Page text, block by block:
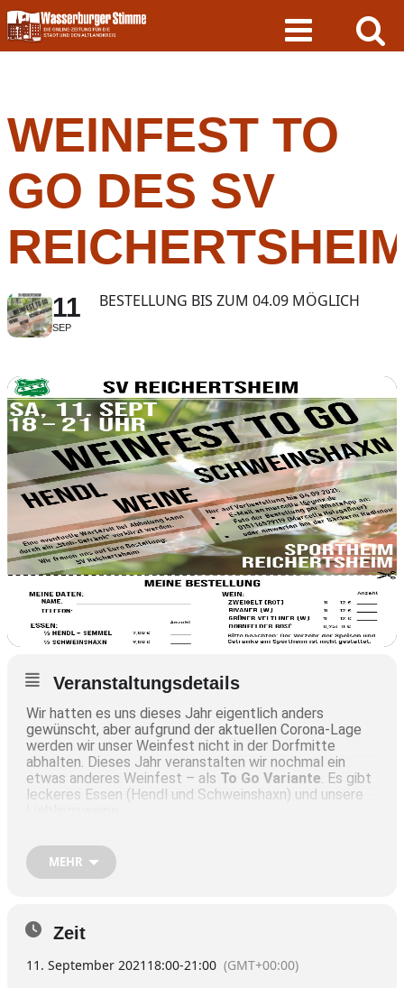
Skip
to
content
WEINFEST TO
GO DES SV
11
SEP
BESTELLUNG BIS ZUM 04.09 MÖGLICH
Veranstaltungsdetails
Wir hatten es uns dieses Jahr eigentlich anders
gewünscht, aber aufgrund der aktuellen Corona-Lage
werden wir unser Weinfest nicht in der Dorfmitte
abhalten. Dieses Jahr veranstalten wir nochmal ein
etwas anderes Weinfest – als To Go Variante . Es gibt
leckeres Essen (Hendl und Schweinshaxn) und unsere
Radlmair (Bestellzettel liegen auf) oder direkt bei
Marcella Lechner abzugeben. Details dazu sind
MEHR
Zeit
11. September 2021 18:00-21:00 (GMT+00:00)